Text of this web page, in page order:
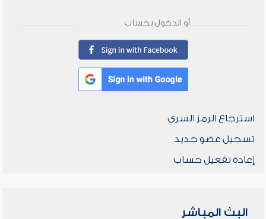
أو الدخول بحساب
استرجاع الرمز السري
تسجيل عضو جديد
إعادة تفعيل حساب
البث المباشر